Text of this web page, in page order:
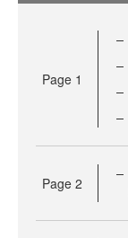
Page 1
Page 2